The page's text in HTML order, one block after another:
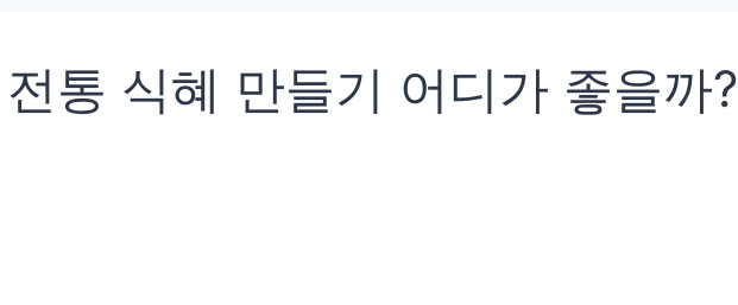
통 식혜 만들기 어디가 좋을까?